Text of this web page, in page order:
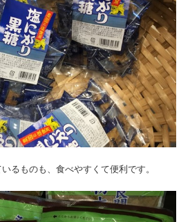
るものも、食べやすくて便利です。